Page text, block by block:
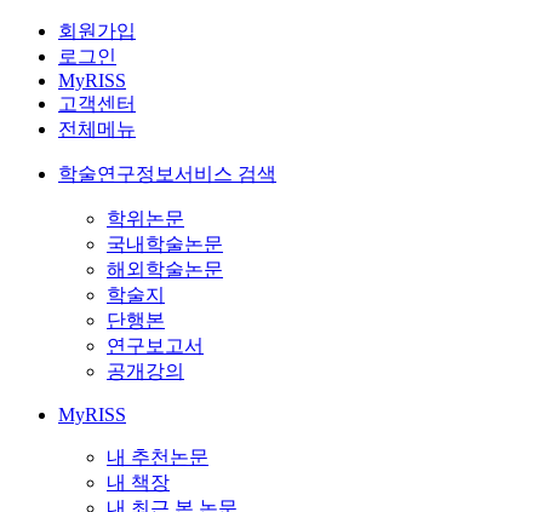
회원가입
로그인
MyRISS
고객센터
전체메뉴
학술연구정보서비스 검색
학위논문
국내학술논문
해외학술논문
학술지
단행본
연구보고서
공개강의
MyRISS
내 추천논문
내 책장
내 최근 본 논문